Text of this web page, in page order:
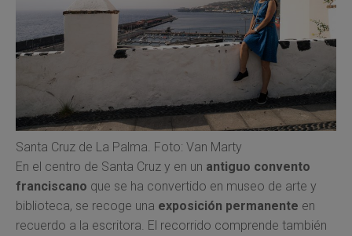
Santa Cruz de La Palma. Foto: Van Marty
En el centro de Santa Cruz y en un antiguo convento
franciscano que se ha convertido en museo de arte y
biblioteca, se recoge una exposición permanente en
recuerdo a la escritora. El recorrido comprende también